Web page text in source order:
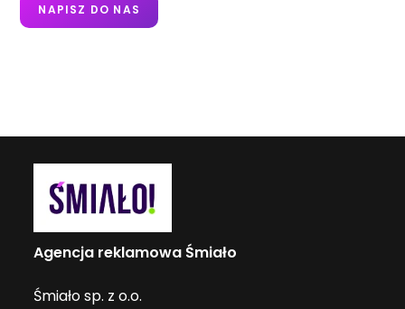
NAPISZ DO NAS
Agencja reklamowa Śmiało
Śmiało sp. z o.o.